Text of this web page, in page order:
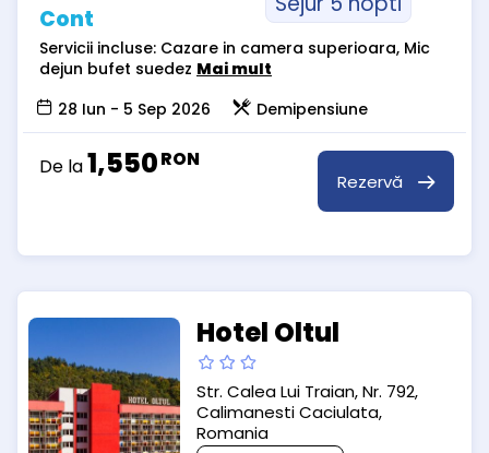
Cont
Servicii incluse: Cazare in camera superioara, Mic
dejun bufet suedez Mai mult
28 Iun - 5 Sep 2026
Demipensiune
De la1,550RON
Rezervă
Hotel Oltul
Str. Calea Lui Traian, Nr. 792,
Calimanesti Caciulata,
Romania